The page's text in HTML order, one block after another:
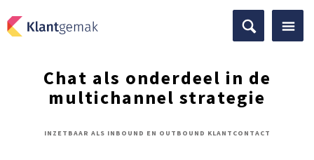
Chat als onderdeel in de
multichannel strategie
INZETBAAR ALS INBOUND EN OUTBOUND KLANTCONTACT